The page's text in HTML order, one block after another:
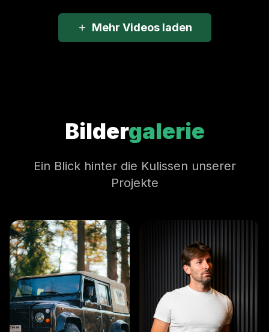
Mehr Videos laden
Bildergalerie
Ein Blick hinter die Kulissen unserer
Projekte